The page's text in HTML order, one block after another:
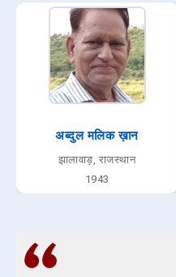
अब्दुल मलिक ख़ान
झालावाड़, राजस्थान
1943